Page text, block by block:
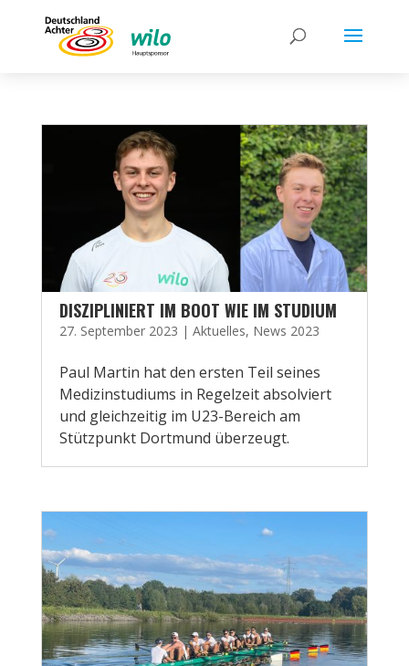
DISZIPLINIERT IM BOOT WIE IM STUDIUM
27. September 2023 | Aktuelles, News 2023
Paul Martin hat den ersten Teil seines
Medizinstudiums in Regelzeit absolviert
und gleichzeitig im U23-Bereich am
Stützpunkt Dortmund überzeugt.